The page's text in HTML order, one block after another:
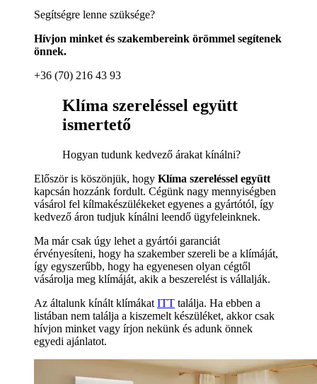
Segítségre lenne szüksége?
Hívjon minket és szakembereink örömmel segítenek
önnek.
+36 (70) 216 43 93
Klíma szereléssel együtt
ismertető
Hogyan tudunk kedvező árakat kínálni?
Először is köszönjük, hogy Klíma szereléssel együtt
kapcsán hozzánk fordult. Cégünk nagy mennyiségben
vásárol fel kílmakészülékeket egyenes a gyártótól, így
kedvező áron tudjuk kínálni leendő ügyfeleinknek.
Ma már csak úgy lehet a gyártói garanciát
érvényesíteni, hogy ha szakember szereli be a klímáját,
így egyszerűbb, hogy ha egyenesen olyan cégtől
vásárolja meg klímáját, akik a beszerelést is vállalják.
Az általunk kínált klímákat ITT találja. Ha ebben a
listában nem találja a kiszemelt készüléket, akkor csak
hívjon minket vagy írjon nekünk és adunk önnek
egyedi ajánlatot.